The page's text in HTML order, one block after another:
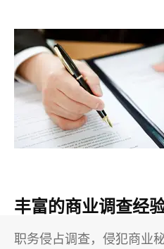
丰富的商业调查经
职务侵占调查，侵犯商业